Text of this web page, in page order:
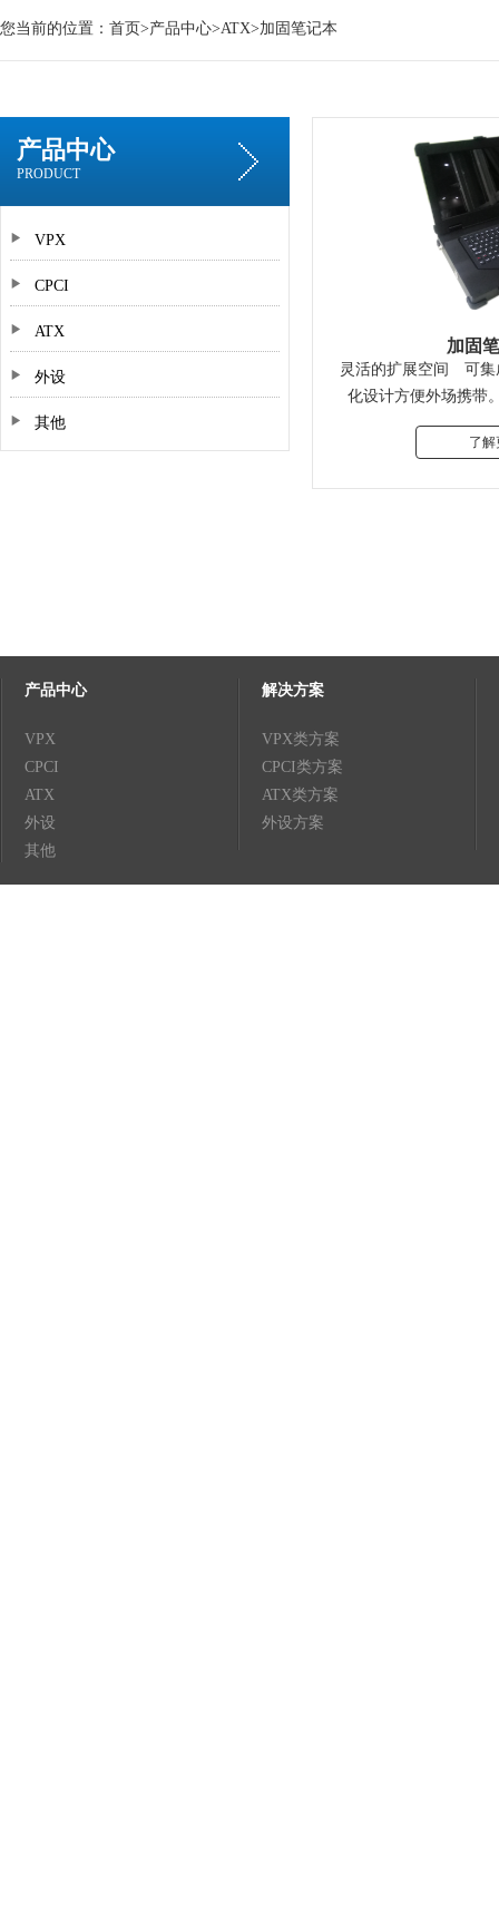
您当前的位置： 首页>产品中心>ATX>加固笔记本
产品中心
PRODUCT
VPX
CPCI
ATX
外设
其他
加固
灵活的扩展空间 可集
化设计方便外场携
强悍的加固设计 具了解
产品中心
VPX
CPCI
ATX
外设
其他
解决方案
VPX类方案
CPCI类方案
ATX类方案
外设方案